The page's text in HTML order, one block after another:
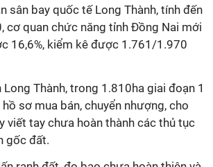
sân bay quốc tế Long Thành, tính đến
cơ quan chức năng tỉnh Đồng Nai mới
16,6%, kiểm kê được 1.761/1.970
Long Thành, trong 1.810ha giai đoạn 1
sơ mua bán, chuyển nhượng, cho
viết tay chưa hoàn thành các thủ tục
gốc đất.